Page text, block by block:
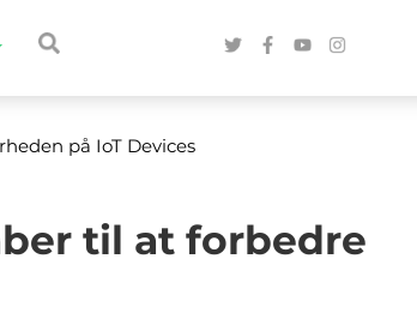
på IoT Devices
til at forbedre